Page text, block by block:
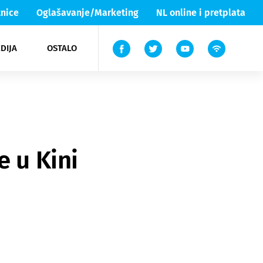
Oglašavanje/Marketing NL online i pretplata
OSTALO
Lika & Senj
TV
u Kini